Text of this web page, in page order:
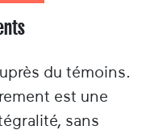
du témoins.
est une
sans